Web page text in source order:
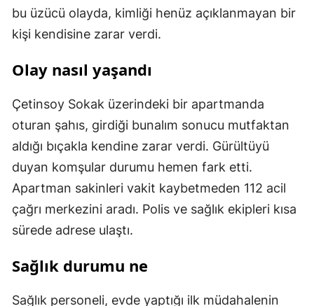
bu üzücü olayda, kimliği henüz açıklanmayan bir
kişi kendisine zarar verdi.
Olay nasıl yaşandı
Çetinsoy Sokak üzerindeki bir apartmanda
oturan şahıs, girdiği bunalım sonucu mutfaktan
aldığı bıçakla kendine zarar verdi. Gürültüyü
duyan komşular durumu hemen fark etti.
Apartman sakinleri vakit kaybetmeden 112 acil
çağrı merkezini aradı. Polis ve sağlık ekipleri kısa
sürede adrese ulaştı.
Sağlık durumu ne
Sağlık personeli, evde yaptığı ilk müdahalenin